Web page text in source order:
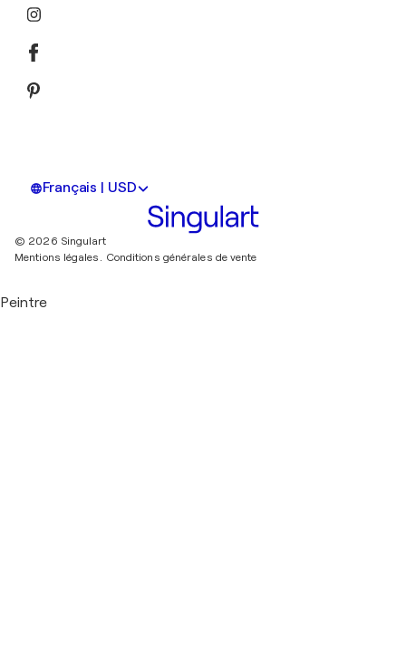
Français | USD
© 2026 Singulart
Mentions légales. Conditions générales de vente
Peintre